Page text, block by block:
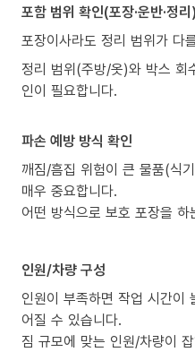
포함 범위 확인(포장·운반·정리)
포장이사라도 정리 범위가 다
정리 범위(주방/옷)와 박스 회
인이 필요합니다.
파손 예방 방식 확인
깨짐/흠집 위험이 큰 물품(식
매우 중요합니다.
어떤 방식으로 보호 포장을
인원/차량 구성
인원이 부족하면 작업 시간이
어질 수 있습니다.
짐 규모에 맞는 인원/차량이